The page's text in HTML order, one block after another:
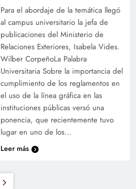
Para el abordaje de la temática llegó
al campus universitario la jefa de
publicaciones del Ministerio de
Relaciones Exteriores, Isabela Vides.
Wilber CorpeñoLa Palabra
Universitaria Sobre la importancia del
cumplimiento de los reglamentos en
el uso de la línea gráfica en las
instituciones públicas versó una
ponencia, que recientemente tuvo
lugar en uno de los…
Leer más